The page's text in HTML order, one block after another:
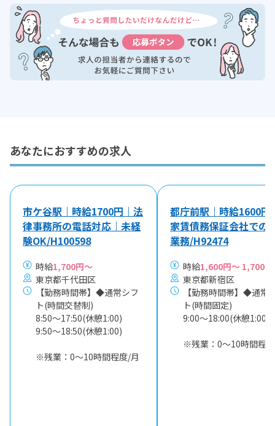
あなたにおすすめの求人
市ケ谷駅｜時給1700円｜法
律事務所の電話対応｜未経
験OK/H100598
時給1,700円～
東京都千代田区
【勤務時間帯】◆通常シフ
ト(時間交替制)
8:50〜17:50(休憩1:00)
9:50〜18:50(休憩1:00)
※残業：0〜10時間程度/月
都庁前駅｜時給1600円
家賃債務保証会社での
業務/H92474
時給1,600円～ 1,700円
東京都新宿区
【勤務時間帯】◆通常
ト(時間固定)
9:00〜18:00(休憩1:00)
※残業：0〜10時間程